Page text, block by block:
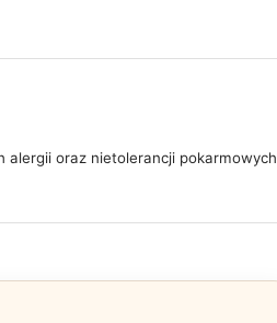
alergii oraz nietolerancji pokarmowych